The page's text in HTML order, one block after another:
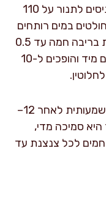
מעקר צנצנות: שוטפים היטב, מכניסים לתנור על 110
חולטים במים רותחים
5 דקות ומייבשים. ממלאים צנצנות בריבה חמה עד 0.5
ס"מ מהשפה, מנגבים שפה, סוגרים מיד והופכים ל-10
הריבה מסמיכה משמעותית לאחר 12–
היא סמיכה מדי,
15–30 מ"ל מים חמים לכל צנצנת עד